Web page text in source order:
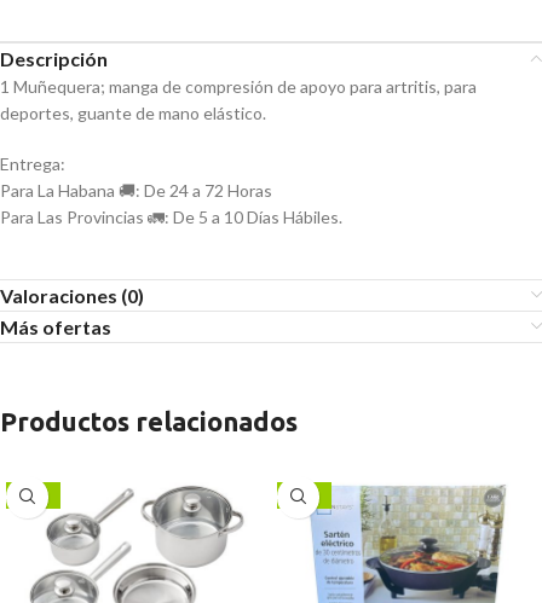
Descripción
1 Muñequera; manga de compresión de apoyo para artritis, para
deportes, guante de mano elástico.
Entrega:
Para La Habana 🚚: De 24 a 72 Horas
Para Las Provincias 🚛: De 5 a 10 Días Hábiles.
Valoraciones (0)
Más ofertas
Productos relacionados
-13% -13%